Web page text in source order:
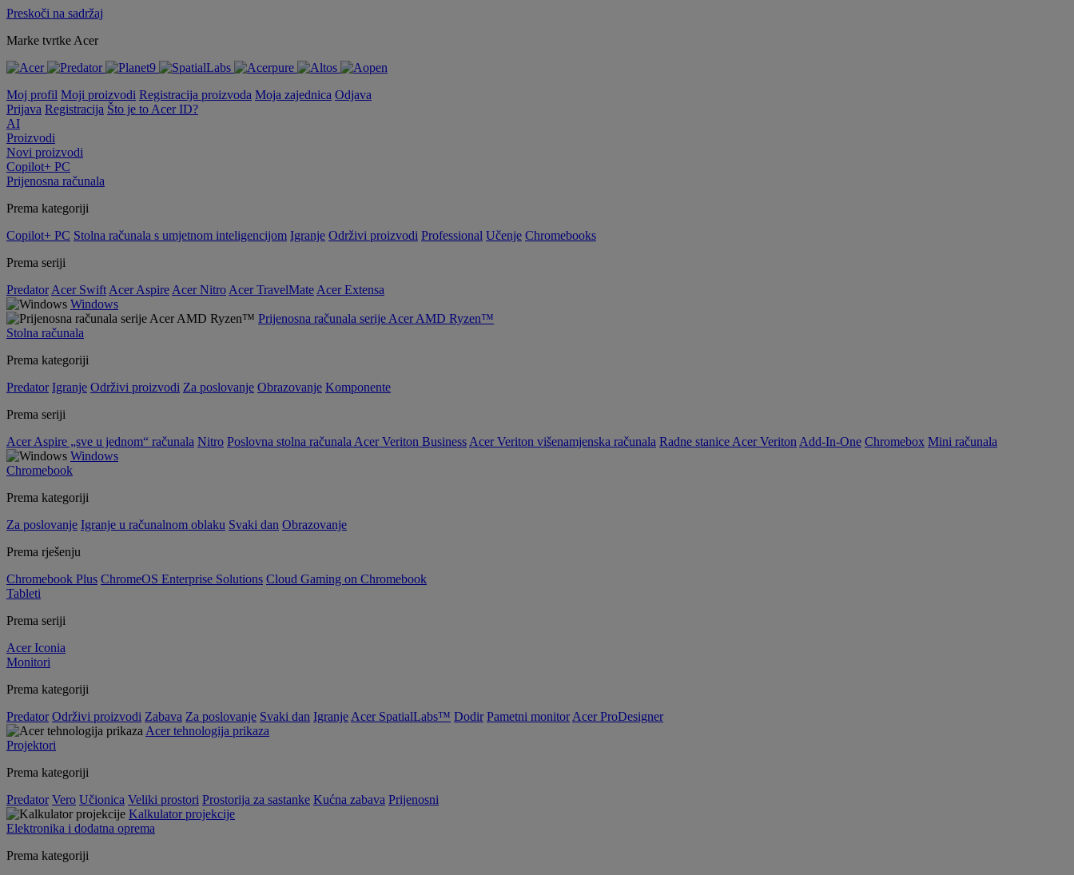
Preskoči na sadržaj
Marke tvrtke Acer
Moj profil Moji proizvodi Registracija proizvoda Moja zajednica Odjava
Prijava Registracija Što je to Acer ID?
AI
Proizvodi
Novi proizvodi
Copilot+ PC
Prijenosna računala
Prema kategoriji
Copilot+ PC Stolna računala s umjetnom inteligencijom Igranje Održivi proizvodi Professional Učenje Chromebooks
Prema seriji
Predator Acer Swift Acer Aspire Acer Nitro Acer TravelMate Acer Extensa
Windows
Prijenosna računala serije Acer AMD Ryzen™
Stolna računala
Prema kategoriji
Predator Igranje Održivi proizvodi Za poslovanje Obrazovanje Komponente
Prema seriji
Acer Aspire „sve u jednom“ računala Nitro Poslovna stolna računala Acer Veriton Business Acer Veriton višenamjenska računala Radne stanice Acer Veriton Add-In-One Chromebox Mini računala
Windows
Chromebook
Prema kategoriji
Za poslovanje Igranje u računalnom oblaku Svaki dan Obrazovanje
Prema rješenju
Chromebook Plus ChromeOS Enterprise Solutions Cloud Gaming on Chromebook
Tableti
Prema seriji
Acer Iconia
Monitori
Prema kategoriji
Predator Održivi proizvodi Zabava Za poslovanje Svaki dan Igranje Acer SpatialLabs™ Dodir Pametni monitor Acer ProDesigner
Acer tehnologija prikaza
Projektori
Prema kategoriji
Predator Vero Učionica Veliki prostori Prostorija za sastanke Kućna zabava Prijenosni
Kalkulator projekcije
Elektronika i dodatna oprema
Prema kategoriji